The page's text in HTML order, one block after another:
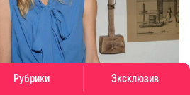
Рубрики Эксклюзив